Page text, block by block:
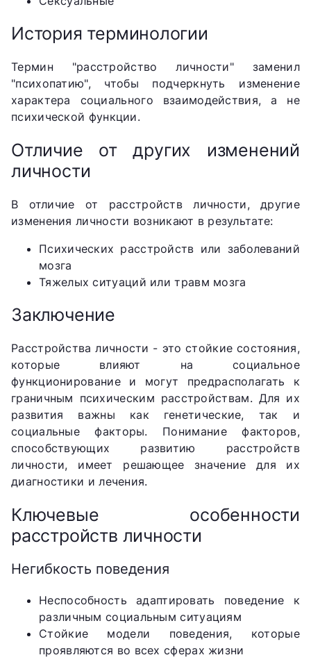
История терминологии
Термин "расстройство личности" заменил
"психопатию", чтобы подчеркнуть изменение
характера социального взаимодействия, а не
психической функции.
Отличие от других изменений
личности
В отличие от расстройств личности, другие
изменения личности возникают в результате:
Психических расстройств или заболеваний
мозга
Тяжелых ситуаций или травм мозга
Заключение
Расстройства личности - это стойкие состояния,
которые влияют на социальное
функционирование и могут предрасполагать к
граничным психическим расстройствам. Для их
развития важны как генетические, так и
социальные факторы. Понимание факторов,
способствующих развитию расстройств
личности, имеет решающее значение для их
диагностики и лечения.
Ключевые особенности
расстройств личности
Негибкость поведения
Неспособность адаптировать поведение к
различным социальным ситуациям
Стойкие модели поведения, которые
проявляются во всех сферах жизни